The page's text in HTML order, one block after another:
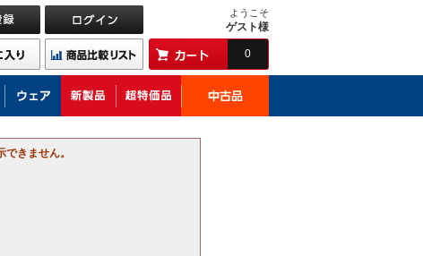
ようこそ
ゲスト様
0
きません。